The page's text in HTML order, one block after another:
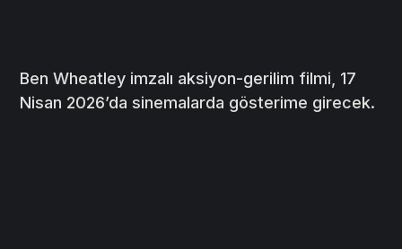
Ben Wheatley imzalı aksiyon-gerilim filmi, 17
Nisan 2026’da sinemalarda gösterime girecek.